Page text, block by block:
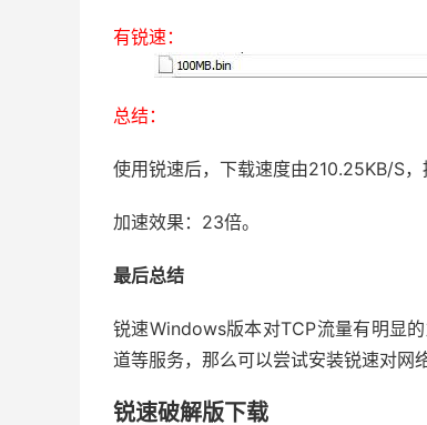
有锐速：
总结：
使用锐速后，下载速度由210.25KB/S，
加速效果：23倍。
最后总结
锐速Windows版本对TCP流量有明显
道等服务，那么可以尝试安装锐速对网
锐速破解版下载